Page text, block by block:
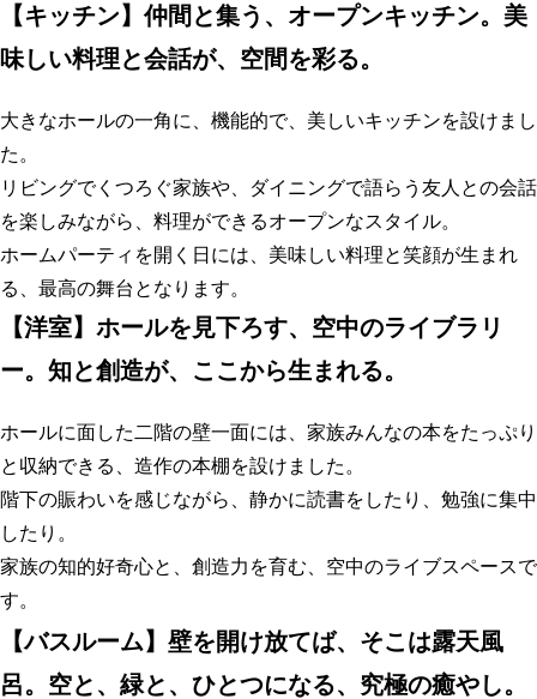
【 キッチン】仲間と集う、オープンキッチン。美
味しい料理と会話が、空間を彩る。
大きなホールの一角に、機能的で、美しいキッチンを設けまし
た。
リビングでくつろぐ家族や、ダイニングで語らう友人との会話
を楽しみながら、料理ができるオープンなスタイル。
ホームパーティを開く日には、美味しい料理と笑顔が生まれ
る、最高の舞台となります。
【洋室】ホールを見下ろす、空中のライブラリ
ー。知と創造が、ここから生まれる。
ホールに面した二階の壁一面には、家族みんなの本をたっぷり
と収納できる、造作の本棚を設けました。
階下の賑わいを感じながら、静かに読書をしたり、勉強に集中
したり。
家族の知的好奇心と、創造力を育む、空中のライブスペースで
す。
【バスルーム】壁を開け放てば、そこは露天風
呂。空と、緑と、ひとつになる、究極の癒やし。